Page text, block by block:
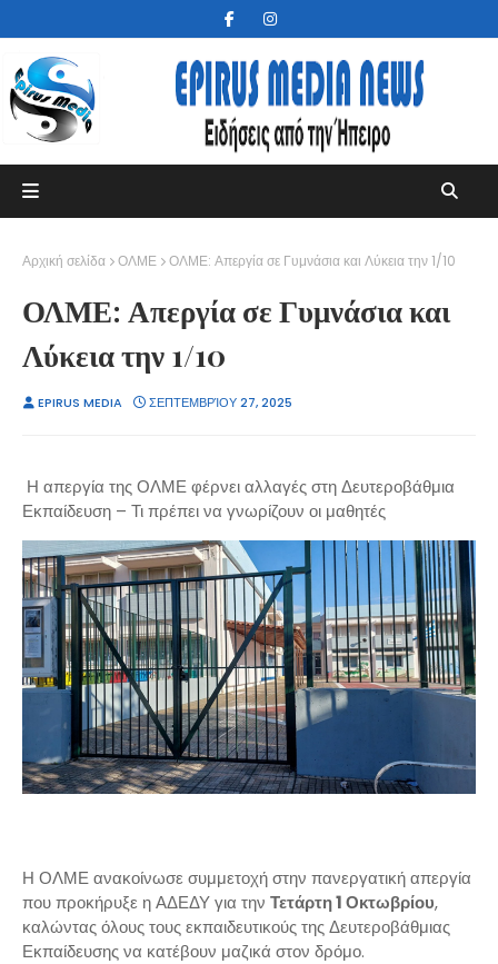
Αρχική σελίδα ΟΛΜΕ ΟΛΜΕ: Απεργία σε Γυμνάσια και Λύκεια την 1/10
ΟΛΜΕ: Απεργία σε Γυμνάσια και
Λύκεια την 1/10
EPIRUS MEDIA ΣΕΠΤΕΜΒΡΊΟΥ 27, 2025
Η απεργία της ΟΛΜΕ φέρνει αλλαγές στη Δευτεροβάθμια
Εκπαίδευση – Τι πρέπει να γνωρίζουν οι μαθητές
Η ΟΛΜΕ ανακοίνωσε συμμετοχή στην πανεργατική απεργία
που προκήρυξε η ΑΔΕΔΥ για την Τετάρτη 1 Οκτωβρίου,
καλώντας όλους τους εκπαιδευτικούς της Δευτεροβάθμιας
Εκπαίδευσης να κατέβουν μαζικά στον δρόμο.